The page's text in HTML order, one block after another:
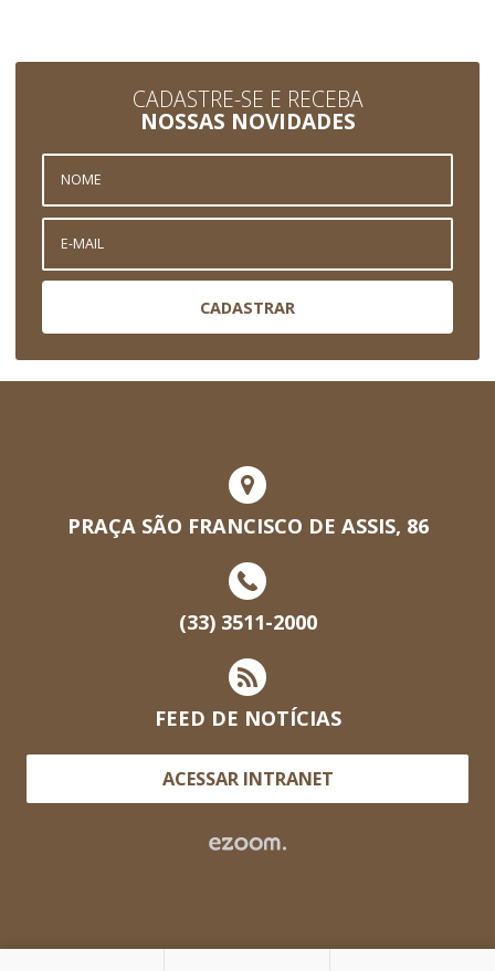
CADASTRE-SE E RECEBA
NOSSAS NOVIDADES
CADASTRAR
PRAÇA SÃO FRANCISCO DE ASSIS, 86
(33) 3511-2000
FEED DE NOTÍCIAS
ACESSAR INTRANET